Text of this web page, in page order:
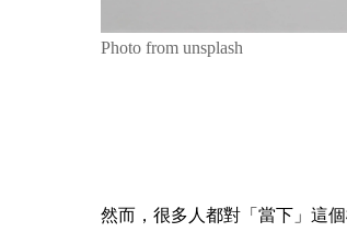
Photo from unsplash
然而，很多人都對「當下」這